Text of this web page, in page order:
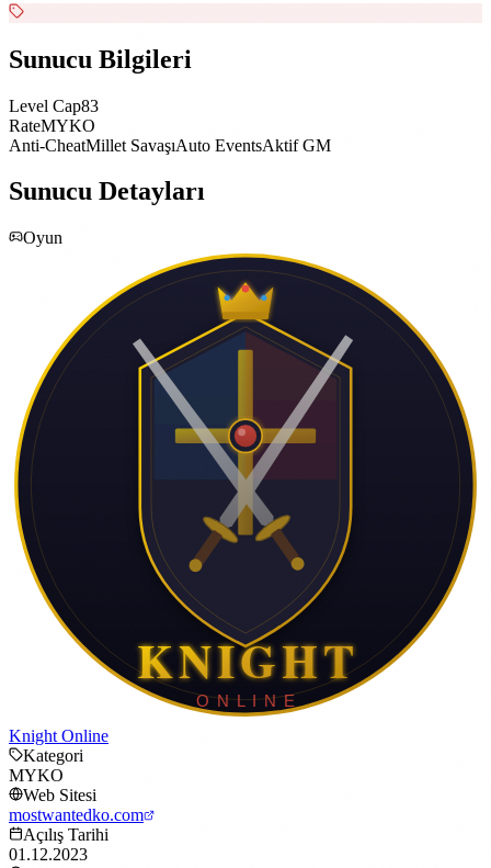
Sunucu Bilgileri
Level Cap83
RateMYKO
Anti-CheatMillet SavaşıAuto EventsAktif GM
Sunucu Detayları
Oyun
Knight Online
Kategori
MYKO
Web Sitesi
mostwantedko.com
Açılış Tarihi
01.12.2023